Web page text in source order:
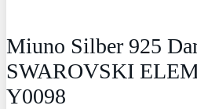
Miuno Silber 925
SWAROVSKI
Y0098